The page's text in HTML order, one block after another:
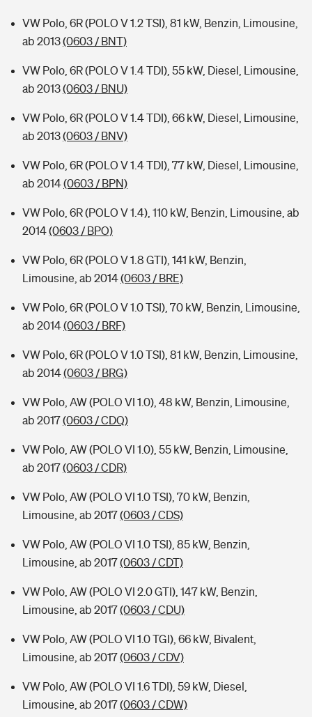
VW Polo, 6R (POLO V 1.2 TSI), 81 kW, Benzin, Limousine,
ab 2013(0603 / BNT)
VW Polo, 6R (POLO V 1.4 TDI), 55 kW, Diesel, Limousine,
ab 2013(0603 / BNU)
VW Polo, 6R (POLO V 1.4 TDI), 66 kW, Diesel, Limousine,
ab 2013(0603 / BNV)
VW Polo, 6R (POLO V 1.4 TDI), 77 kW, Diesel, Limousine,
ab 2014(0603 / BPN)
VW Polo, 6R (POLO V 1.4), 110 kW, Benzin, Limousine, ab
2014(0603 / BPO)
VW Polo, 6R (POLO V 1.8 GTI), 141 kW, Benzin,
Limousine, ab 2014(0603 / BRE)
VW Polo, 6R (POLO V 1.0 TSI), 70 kW, Benzin, Limousine,
ab 2014(0603 / BRF)
VW Polo, 6R (POLO V 1.0 TSI), 81 kW, Benzin, Limousine,
ab 2014(0603 / BRG)
VW Polo, AW (POLO VI 1.0), 48 kW, Benzin, Limousine,
ab 2017(0603 / CDQ)
VW Polo, AW (POLO VI 1.0), 55 kW, Benzin, Limousine,
ab 2017(0603 / CDR)
VW Polo, AW (POLO VI 1.0 TSI), 70 kW, Benzin,
Limousine, ab 2017(0603 / CDS)
VW Polo, AW (POLO VI 1.0 TSI), 85 kW, Benzin,
Limousine, ab 2017(0603 / CDT)
VW Polo, AW (POLO VI 2.0 GTI), 147 kW, Benzin,
Limousine, ab 2017(0603 / CDU)
VW Polo, AW (POLO VI 1.0 TGI), 66 kW, Bivalent,
Limousine, ab 2017(0603 / CDV)
VW Polo, AW (POLO VI 1.6 TDI), 59 kW, Diesel,
Limousine, ab 2017(0603 / CDW)